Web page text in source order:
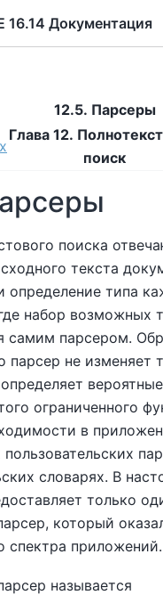
16.14 Документация
12.5. Парсеры
Глава 12.
поиск
поиска
текста
определение типа
набор возможных
самим парсером.
парсер не изменяет
ограниченного
в
словарях. В
только
который
спектра приложений.
называется